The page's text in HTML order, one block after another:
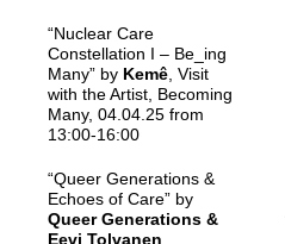
“Nuclear Care
Constellation I – Be_ing
Many” by Kemê , Visit
with the Artist, Becoming
Many, 04.04.25 from
13:00-16:00
“Queer Generations &
Echoes of Care” by
Queer Generations &
Eevi Tolvanen